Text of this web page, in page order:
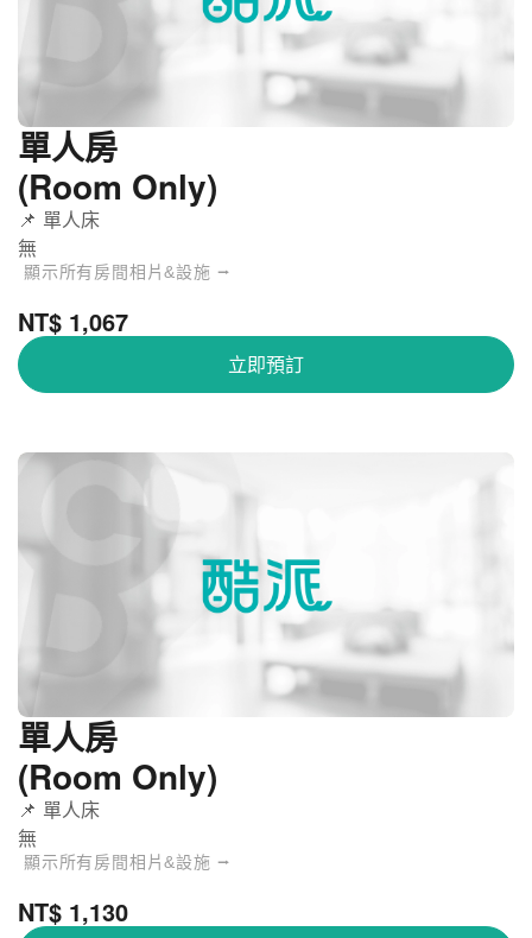
單人房
(Room Only)
📌 單人床
無
顯示所有房間相片&設施 ⭢
NT$ 1,067
立即預訂
單人房
(Room Only)
📌 單人床
無
顯示所有房間相片&設施 ⭢
NT$ 1,130